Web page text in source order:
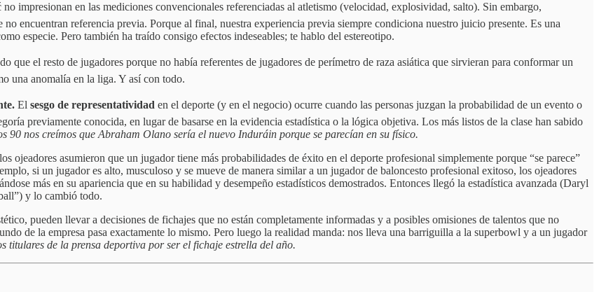
impresionan en las mediciones convencionales referenciadas al atletismo (velocidad, explosividad, salto). Sin embargo,
encuentran referencia previa. Porque al final, nuestra experiencia previa siempre condiciona nuestro juicio presente. Es una
especie. Pero también ha traído consigo efectos indeseables; te hablo del estereotipo.
que el resto de jugadores porque no había referentes de jugadores de perímetro de raza asiática que sirvieran para conformar un
una anomalía en la liga. Y así con todo.
El sesgo de representatividad en el deporte (y en el negocio) ocurre cuando las personas juzgan la probabilidad de un evento o
previamente conocida, en lugar de basarse en la evidencia estadística o la lógica objetiva. Los más listos de la clase han sabido
90 nos creímos que Abraham Olano sería el nuevo Induráin porque se parecían en su físico.
ojeadores asumieron que un jugador tiene más probabilidades de éxito en el deporte profesional simplemente porque “se parece”
si un jugador es alto, musculoso y se mueve de manera similar a un jugador de baloncesto profesional exitoso, los ojeadores
más en su apariencia que en su habilidad y desempeño estadísticos demostrados. Entonces llegó la estadística avanzada (Daryl
y lo cambió todo.
pueden llevar a decisiones de fichajes que no están completamente informadas y a posibles omisiones de talentos que no
de la empresa pasa exactamente lo mismo. Pero luego la realidad manda: nos lleva una barriguilla a la superbowl y a un jugador
titulares de la prensa deportiva por ser el fichaje estrella del año.